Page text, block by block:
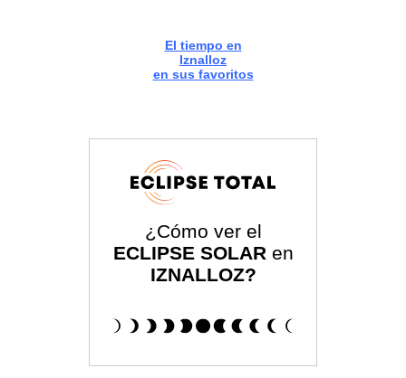
El tiempo en
Iznalloz
en sus favoritos
¿Cómo ver el
ECLIPSE SOLAR en
IZNALLOZ?